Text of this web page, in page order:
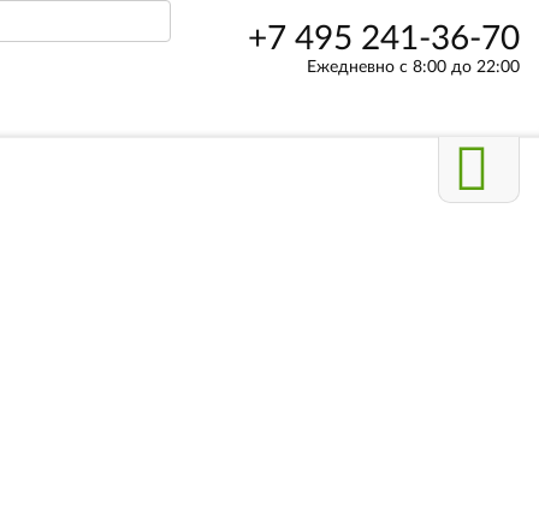
+7 495 241-36-70
Ежедневно с 8:00 до 22:00